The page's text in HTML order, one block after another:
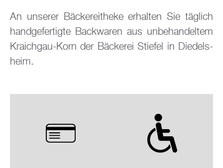
An un­se­rer Bä­cke­rei­t­he­ke er­hal­ten Sie täg­lich
hand­ge­fer­tig­te Back­wa­ren aus un­be­han­del­tem
Kraich­gau-Korn der Bä­cke­rei Stie­fel in Di­edels­
heim.